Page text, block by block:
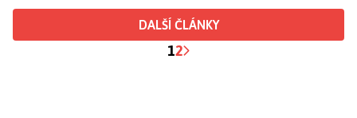
DALŠÍ ČLÁNKY
12